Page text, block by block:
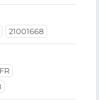
21001668